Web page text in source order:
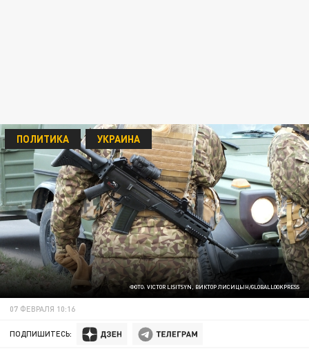
ФОТО: VICTOR LISITSYN, ВИКТОР ЛИСИЦЫН/GLOBALLOOKPRESS
ПОЛИТИКА УКРАИНА
07 ФЕВРАЛЯ 10:16
ПОДПИШИТЕСЬ: